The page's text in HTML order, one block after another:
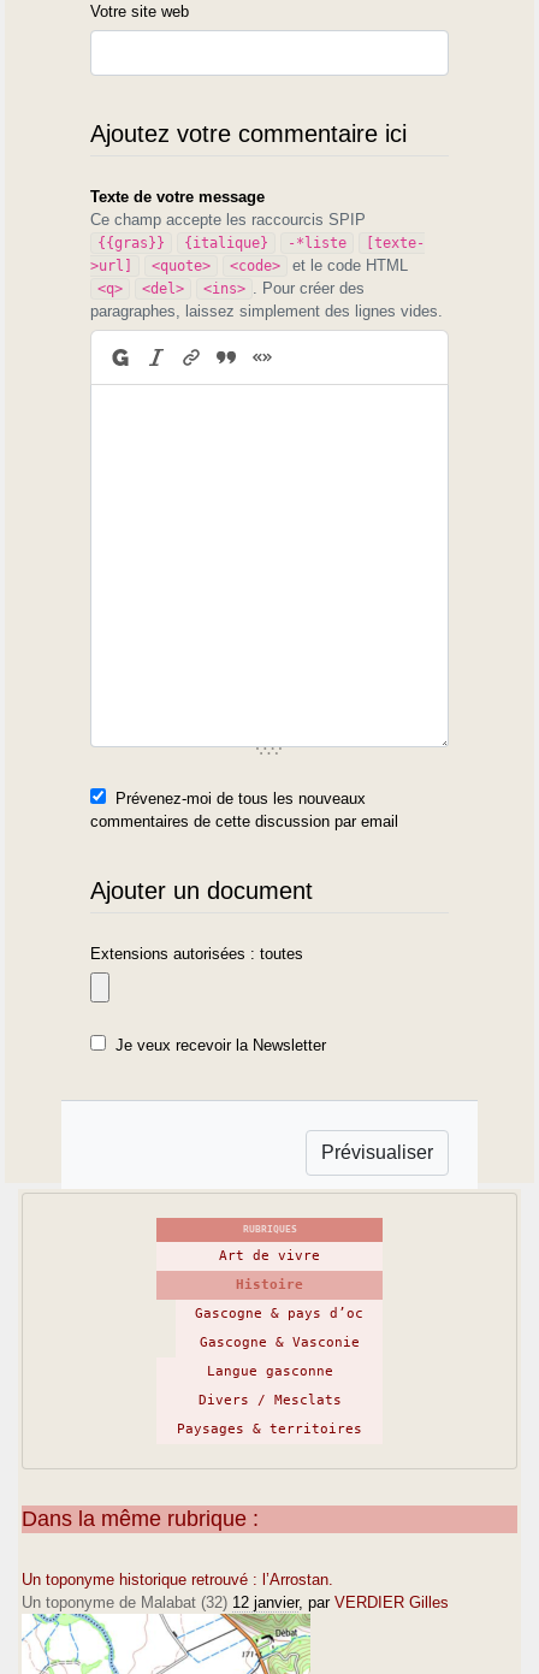
Votre site web
Ajoutez votre commentaire ici
Texte de votre message
Ce champ accepte les raccourcis SPIP
{{gras}} {italique} -*liste
[texte-
>url]
<quote> <code> et le code HTML
<q> <del> <ins>
. Pour créer des
paragraphes, laissez simplement des lignes vides.
Prévenez-moi de tous les nouveaux
commentaires de cette discussion par email
Ajouter un document
Extensions autorisées : toutes
Je veux recevoir la Newsletter
RUBRIQUES
Art de vivre
Histoire
Gascogne & pays d’oc
Gascogne & Vasconie
Langue gasconne
Divers / Mesclats
Paysages & territoires
Dans la même rubrique :
Un toponyme historique retrouvé : l’Arrostan.
Un toponyme de Malabat (32) 12 janvier, par VERDIER Gilles